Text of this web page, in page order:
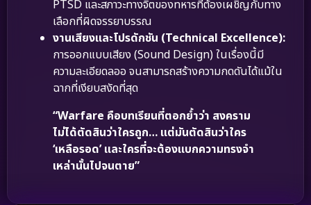
PTSD และสภาวะทางจิตของทหารที่ต้องเผชิญกับทาง
เลือกที่ผิดจรรยาบรรณ
งานเสียงและโปรดักชัน (Technical Excellence):
การออกแบบเสียง (Sound Design) ในเรื่องนี้มี
ความละเอียดลออ จนสามารถสร้างความกดดันได้แม้ใน
ฉากที่เงียบสงัดที่สุด
“Warfare คือบทเรียนที่ตอกย้ำว่า สงคราม
ไม่ได้ตัดสินว่าใครถูก… แต่มันตัดสินว่าใคร
‘เหลือรอด’ และใครที่จะต้องแบกความทรงจำ
เหล่านั้นไปจนตาย”